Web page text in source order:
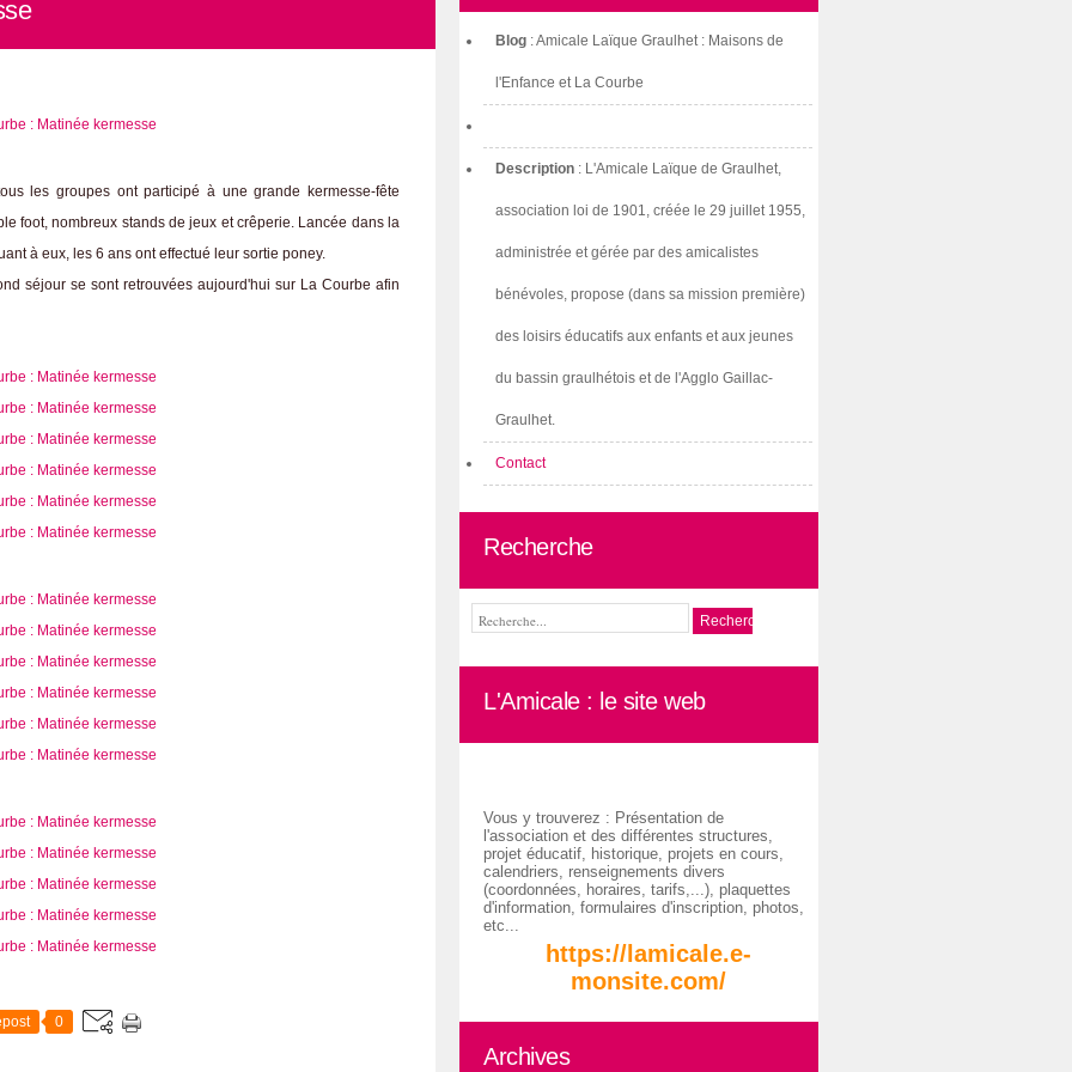
les groupes ont participé à une grande kermesse-fête
foot, nombreux stands de jeux et crêperie. Lancée dans la
à eux, les 6 ans ont effectué leur sortie poney.
séjour se sont retrouvées aujourd'hui sur La Courbe afin
0
Blog : Amicale Laïque Graulhet : Maisons de
l'Enfance et La Courbe
Description : L'Amicale Laïque de Graulhet,
association loi de 1901, créée le 29 juillet 1955,
administrée et gérée par des amicalistes
bénévoles, propose (dans sa mission première)
des loisirs éducatifs aux enfants et aux jeunes
du bassin graulhétois et de l'Agglo Gaillac-
Graulhet.
Contact
Recherche
L'Amicale : le site web
Vous y trouverez : Présentation de
l'association et des différentes structures,
projet éducatif, historique, projets en cours,
calendriers, renseignements divers
(coordonnées, horaires, tarifs,...), plaquettes
d'information, formulaires d'inscription, photos,
etc...
https://lamicale.e-
monsite.com/
Archives